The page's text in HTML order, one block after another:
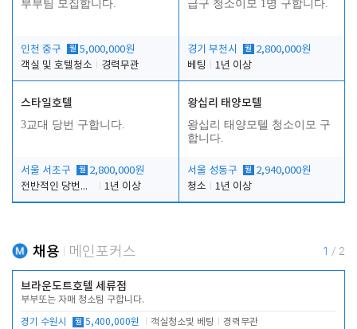
부부팀 모집합니다.
인천 중구 월 5,000,000원
객실 및 호텔청소
경력무관
급구 청소이모 1명 구합니다.
경기 부천시 월 2,800,000원
베팅
1년 이상
스타일호텔
3교대 당번 구합니다.
서울 서초구 월 2,800,000원
전반적인 당번업무
1년 이상
왕십리 태양모텔
왕십리 태양모텔 청소이모 구
합니다.
서울 성동구 월 2,940,000원
청소
1년 이상
채용 메인포커스 1 / 2
브라운도트호텔 세류점
부부또는 자매 청소팀 구합니다.
경기 수원시 월 5,400,000원 객실청소및 베팅 경력무관